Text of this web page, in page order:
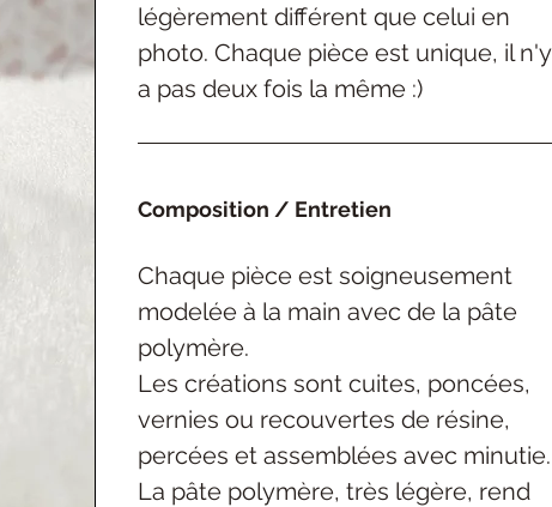
légèrement différent que celui en
photo. Chaque pièce est unique, il n'y
a pas deux fois la même :)
Composition / Entretien
Chaque pièce est soigneusement
modelée à la main avec de la pâte
polymère.
Les créations sont cuites, poncées,
vernies ou recouvertes de résine,
percées et assemblées avec minutie.
La pâte polymère, très légère, rend